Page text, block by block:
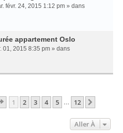
févr. 24, 2015 1:12 pm » dans
appartement Oslo
01, 2015 8:35 pm » dans
Page 1Sur
1 2 3 4 5 … 12
Aller À